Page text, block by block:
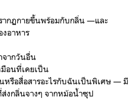
ากฏกายขึ้นพร้อมกับกลิ่น —และ
อาหาร
จากวันอื่น
อนที่เคยเป็น
หรือสื่อสารอะไรกับฉันเป็นพิเศษ — มี
งกลิ่นจางๆ จากหม้อน้ำซุป